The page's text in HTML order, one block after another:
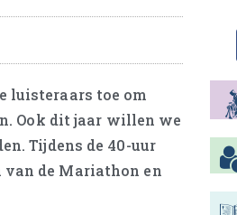
luisteraars toe om
Ook dit jaar willen we
Tijdens de 40-uur
de Mariathon en